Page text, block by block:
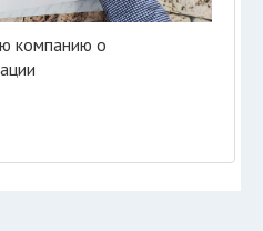
компанию о